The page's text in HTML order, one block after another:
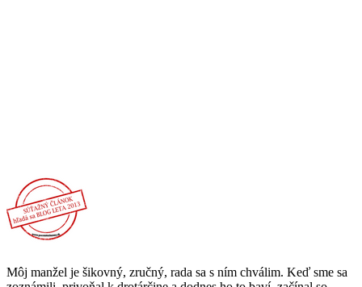
Môj manžel je šikovný, zručný, rada sa s ním chválim. Keď sme sa